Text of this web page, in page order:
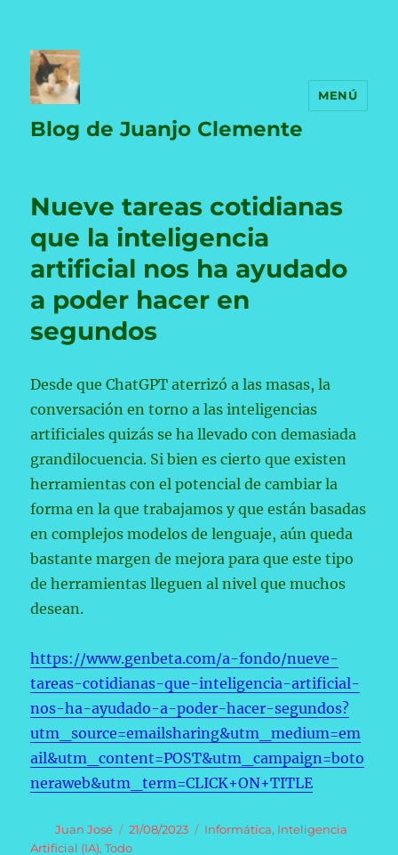
Blog de Juanjo Clemente
MENÚ
Nueve tareas cotidianas
que la inteligencia
artificial nos ha ayudado
a poder hacer en
segundos
Desde que ChatGPT aterrizó a las masas, la
conversación en torno a las inteligencias
artificiales quizás se ha llevado con demasiada
grandilocuencia. Si bien es cierto que existen
herramientas con el potencial de cambiar la
forma en la que trabajamos y que están basadas
en complejos modelos de lenguaje, aún queda
bastante margen de mejora para que este tipo
de herramientas lleguen al nivel que muchos
desean.
https://www.genbeta.com/a-fondo/nueve-
tareas-cotidianas-que-inteligencia-artificial-
nos-ha-ayudado-a-poder-hacer-segundos?
utm_source=emailsharing&utm_medium=em
ail&utm_content=POST&utm_campaign=boto
neraweb&utm_term=CLICK+ON+TITLE
Autor
Juan José
Publicado
el
21/08/2023 Categorías
Informática, Inteligencia
Artificial (IA),Todo